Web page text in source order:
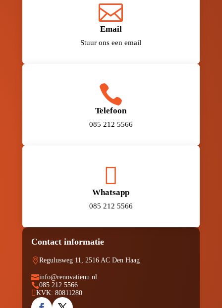

Email
Stuur ons een email

Telefoon
085 212 5566

Whatsapp
085 212 5566
Contact informatie
Regulusweg 11, 2516 AC Den Haag
info@renovatienu.nl
085 212 5566
 KVK: 80811280